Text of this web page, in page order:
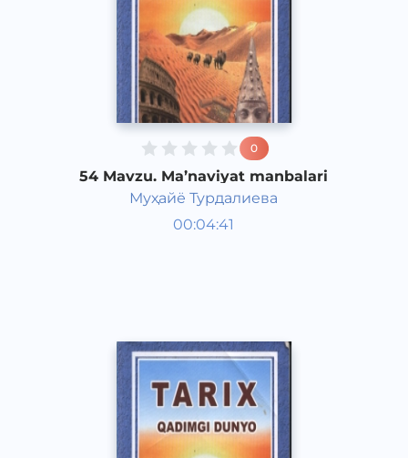
0
54 Mavzu. Ma’naviyat manbalari
Муҳайё Турдалиева
00:04:41
Qadimgi dunyo tarixi 6 sinf